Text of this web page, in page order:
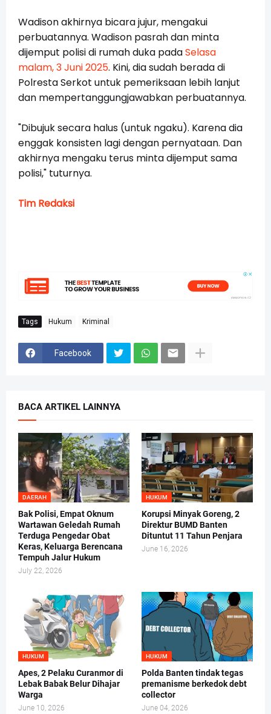
Wadison akhirnya bicara jujur, mengakui
perbuatannya. Wadison pasrah dan minta
dijemput polisi di rumah duka padaSelasa
malam, 3 Juni 2025. Kini, dia sudah berada di
Polresta Serkot untuk pemeriksaan lebih lanjut
dan mempertanggungjawabkan perbuatannya.
"Dibujuk secara halus (untuk ngaku). Karena dia
enggak konsisten lagi dengan pernyataan. Dan
akhirnya mengaku terus minta dijemput sama
polisi," tuturnya.
Tim Redaksi
Tags Hukum Kriminal
Facebook
BACA ARTIKEL LAINNYA
DAERAH
Bak Polisi, Empat Oknum
Wartawan Geledah Rumah
Terduga Pengedar Obat
Keras, Keluarga Berencana
Tempuh Jalur Hukum
July 22, 2026
HUKUM
Korupsi Minyak Goreng, 2
Direktur BUMD Banten
Dituntut 11 Tahun Penjara
June 16, 2026
HUKUM
Apes, 2 Pelaku Curanmor di
Lebak Babak Belur Dihajar
Warga
June 10, 2026
HUKUM
Polda Banten tindak tegas
premanisme berkedok debt
collector
June 04, 2026